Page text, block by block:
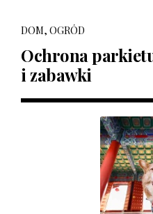
DOM, OGRÓD
Ochrona
i zabawki